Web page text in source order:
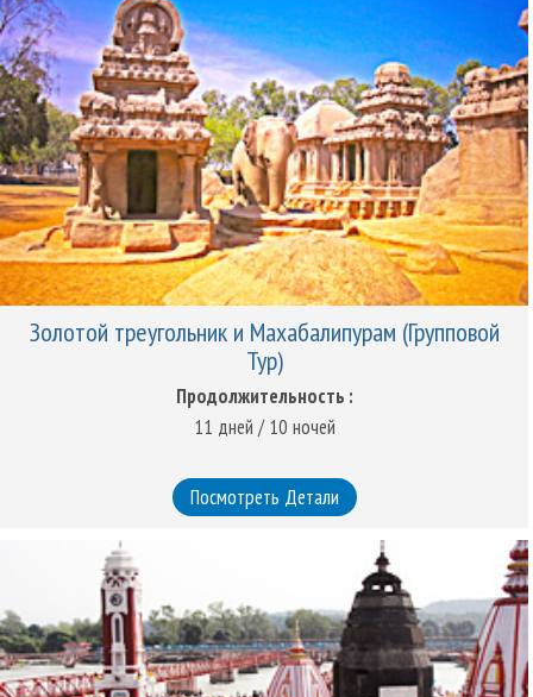
красивый город навсегда поселится в вашем сердце и будет
вызывать желание вернуться в него снова.
Суровые форты, возвышающиеся на окраине, являются наследием
военного прошлого Джайпура. Великолепны панорамные виды
огромного города и его окрестностей, открывающиеся из этих
фортов, как и история, которая скрыта в них. Изучить
путеводитель по популярным достопримечательностям Джайпура
- это хороший способ понять историю, культуру и традиции
города.
Золотой треугольник и Махабалипурам (Групповой
Тур)
Продолжительность :
11 дней / 10 ночей
Посмотреть Детали